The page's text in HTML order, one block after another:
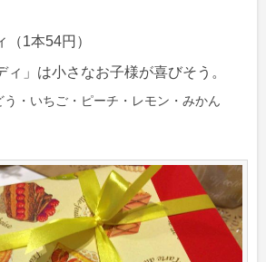
（1本54円）
ィ」は小さなお子様が喜びそう。
・いちご・ピーチ・レモン・みかん